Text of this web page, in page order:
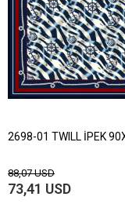
2698-01 TWILL İPEK
88,07 USD
73,41 USD